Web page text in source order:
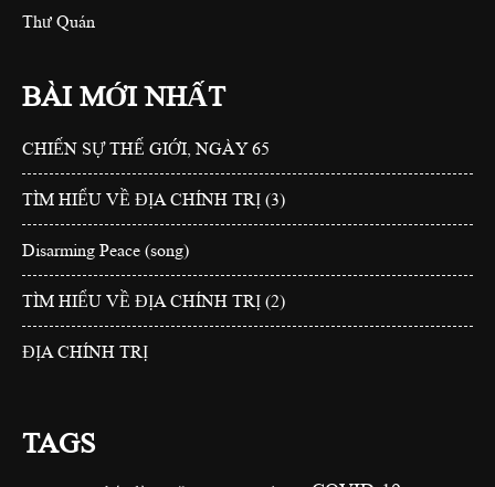
Thư Quán
BÀI MỚI NHẤT
CHIẾN SỰ THẾ GIỚI, NGÀY 65
TÌM HIỂU VỀ ĐỊA CHÍNH TRỊ (3)
Disarming Peace (song)
TÌM HIỂU VỀ ĐỊA CHÍNH TRỊ (2)
ĐỊA CHÍNH TRỊ
TAGS